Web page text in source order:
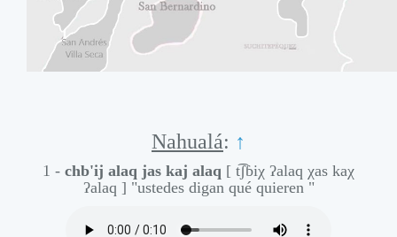
Nahualá: ↑
1 - chb'ij alaq jas kaj alaq [ t͡ʃɓiχ ʔalaq χas kaχ
ʔalaq ] "ustedes digan qué quieren "